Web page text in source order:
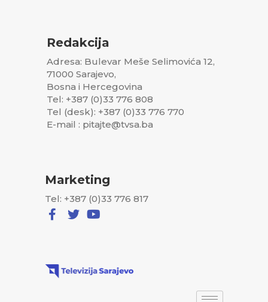
Redakcija
Adresa: Bulevar Meše Selimovića 12,
71000 Sarajevo,
Bosna i Hercegovina
Tel: +387 (0)33 776 808
Tel (desk): +387 (0)33 776 770
E-mail : pitajte@tvsa.ba
Marketing
Tel: +387 (0)33 776 817